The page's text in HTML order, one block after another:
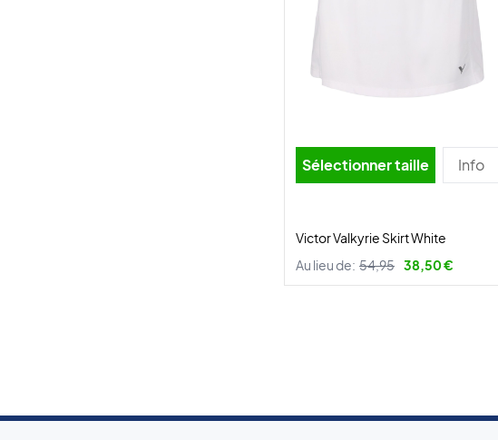
Sélectionner taille Info
Victor Valkyrie Skirt White
Au lieu de: 54,95 38,50 €